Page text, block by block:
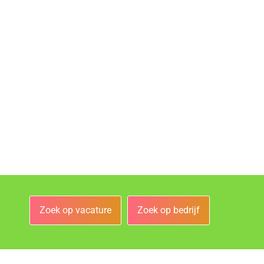
Zoek op vacature Zoek op bedrijf